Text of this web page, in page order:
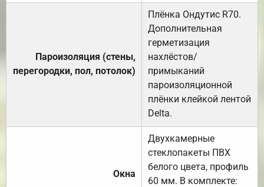
Пароизоляция (стены,
перегородки, пол, потолок)
Плёнка Ондутис R70.
Дополнительная
герметизация
нахлёстов/
примыканий
пароизоляционной
плёнки клейкой лентой
Delta.
Окна
Двухкамерные
стеклопакеты ПВХ
белого цвета, профиль
60 мм. В комплекте: